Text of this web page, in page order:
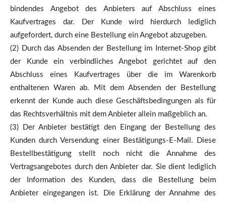
bindendes Angebot des Anbieters auf Abschluss eines
Kaufvertrages dar. Der Kunde wird hierdurch lediglich
aufgefordert, durch eine Bestellung ein Angebot abzugeben.
(2) Durch das Absenden der Bestellung im Internet-Shop gibt
der Kunde ein verbindliches Angebot gerichtet auf den
Abschluss eines Kaufvertrages über die im Warenkorb
enthaltenen Waren ab. Mit dem Absenden der Bestellung
erkennt der Kunde auch diese Geschäftsbedingungen als für
das Rechtsverhältnis mit dem Anbieter allein maßgeblich an.
(3) Der Anbieter bestätigt den Eingang der Bestellung des
Kunden durch Versendung einer Bestätigungs-E-Mail. Diese
Bestellbestätigung stellt noch nicht die Annahme des
Vertragsangebotes durch den Anbieter dar. Sie dient lediglich
der Information des Kunden, dass die Bestellung beim
Anbieter eingegangen ist. Die Erklärung der Annahme des